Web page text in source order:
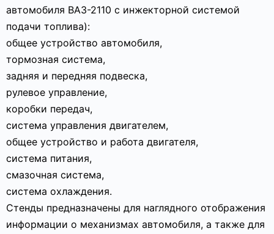
автомобиля ВАЗ-2110 с инжекторной системой
подачи топлива):
общее устройство автомобиля,
тормозная система,
задняя и передняя подвеска,
рулевое управление,
коробки передач,
система управления двигателем,
общее устройство и работа двигателя,
система питания,
смазочная система,
система охлаждения.
Стенды предназначены для наглядного отображения
информации о механизмах автомобиля, а также для